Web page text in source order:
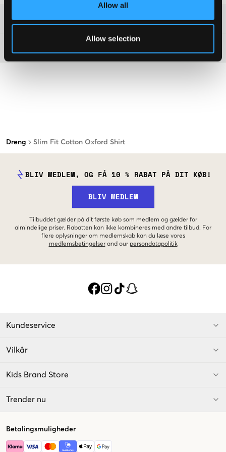
Allow all
Allow selection
Dreng Slim Fit Cotton Oxford Shirt
Washing advice
BLIV MEDLEM, OG FÅ 10 % RABAT PÅ DIT KØB!
BLIV MEDLEM
Tilbuddet gælder på dit første køb som medlem og gælder for
almindelige priser. Rabatten kan ikke kombineres med andre tilbud. For
flere oplysninger om medlemskab kan du læse vores
medlemsbetingelser and our persondatapolitik
Kundeservice
Vilkår
Kids Brand Store
Trender nu
Betalingsmuligheder